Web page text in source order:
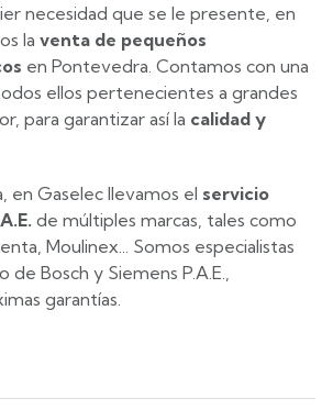
necesidad que se le presente, en
la venta de pequeños
en Pontevedra. Contamos con una
ellos pertenecientes a grandes
para garantizar así la calidad y
en Gaselec llevamos el servicio
de múltiples marcas, tales como
Moulinex... Somos especialistas
de Bosch y Siemens P.A.E.,
garantías.